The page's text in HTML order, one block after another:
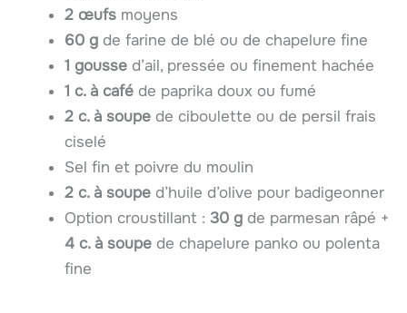
2 œufs moyens
60 g de farine de blé ou de chapelure fine
1 gousse d’ail, pressée ou finement hachée
1 c. à café de paprika doux ou fumé
2 c. à soupe de ciboulette ou de persil frais
ciselé
Sel fin et poivre du moulin
2 c. à soupe d’huile d’olive pour badigeonner
Option croustillant : 30 g de parmesan râpé +
4 c. à soupe de chapelure panko ou polenta
fine